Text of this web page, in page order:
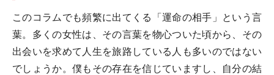
このコラムでも頻繁に出てくる「運命の相手」という言
葉。多くの女性は、その言葉を物心ついた頃から、その
出会いを求めて人生を旅路している人も多いのではない
でしょうか。僕もその存在を信じていますし、自分の結